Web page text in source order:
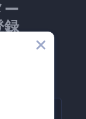
ー
録
け